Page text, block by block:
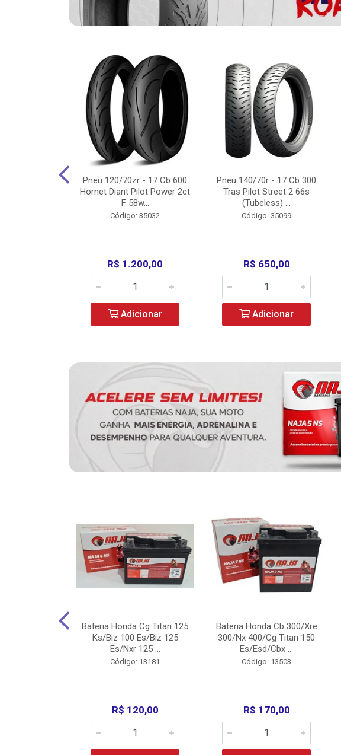
Pneu 120/70zr - 17 Cb 600
Hornet Diant Pilot Power 2ct
F 58w...
Código: 35032
R$ 1.200,00
Adicionar
Pneu 140/70r - 17 Cb 300
Tras Pilot Street 2 66s
(Tubeless) ...
Código: 35099
R$ 650,00
Adicionar
Bateria Honda Cg Titan 125
Ks/Biz 100 Es/Biz 125
Es/Nxr 125 ...
Código: 13181
R$ 120,00
Bateria Honda Cb 300/Xre
300/Nx 400/Cg Titan 150
Es/Esd/Cbx ...
Código: 13503
R$ 170,00